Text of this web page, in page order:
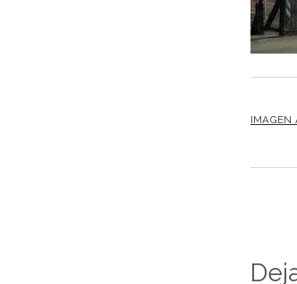
IMAGEN